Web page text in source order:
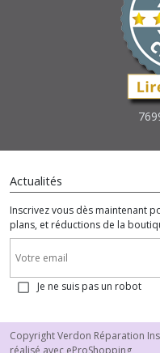
Actualités
Inscrivez vous dès maintenant
plans, et réductions de la
Je ne suis pas un robot
Copyright Verdon Réparation
réalisé avec eProShopping